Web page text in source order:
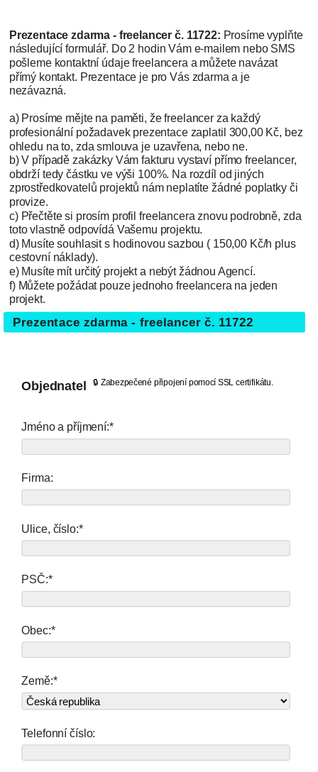
Prezentace zdarma - freelancer č. 11722: Prosíme vyplňte
následující formulář. Do 2 hodin Vám e-mailem nebo SMS
pošleme kontaktní údaje freelancera a můžete navázat
přímý kontakt. Prezentace je pro Vás zdarma a je
nezávazná.
a) Prosíme mějte na paměti, že freelancer za každý
profesionální požadavek prezentace zaplatil 300,00 Kč, bez
ohledu na to, zda smlouva je uzavřena, nebo ne.
b) V případě zakázky Vám fakturu vystaví přímo freelancer,
obdrží tedy částku ve výši 100%. Na rozdíl od jiných
zprostředkovatelů projektů nám neplatíte žádné poplatky či
provize.
c) Přečtěte si prosím profil freelancera znovu podrobně, zda
toto vlastně odpovídá Vašemu projektu.
d) Musíte souhlasit s hodinovou sazbou ( 150,00 Kč/h plus
cestovní náklady).
e) Musíte mít určitý projekt a nebýt žádnou Agencí.
f) Můžete požádat pouze jednoho freelancera na jeden
projekt.
Prezentace zdarma - freelancer č. 11722
Objednatel 🔒 Zabezpečené připojení pomocí SSL certifikátu.
Jméno a příjmení:*
Firma:
Ulice, číslo:*
PSČ:*
Obec:*
Země:*
Telefonní číslo: